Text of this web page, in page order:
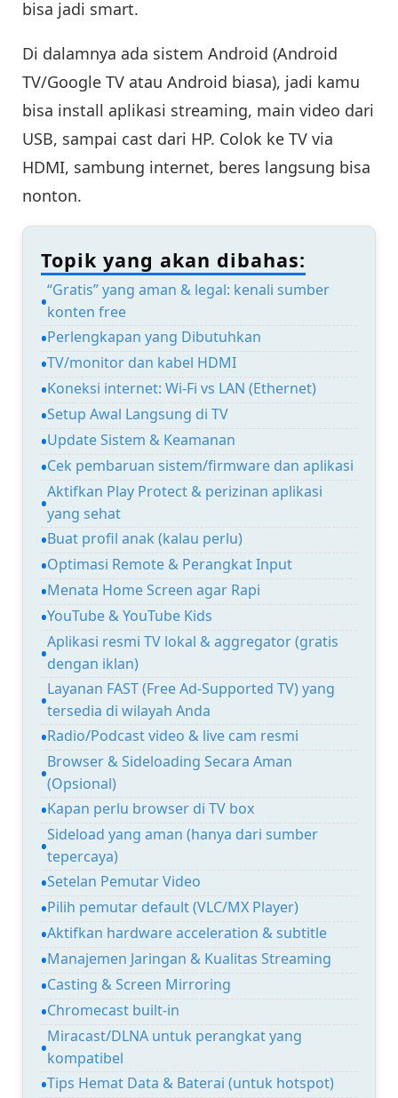
bisa jadi smart.
Di dalamnya ada sistem Android (Android
TV/Google TV atau Android biasa), jadi kamu
bisa install aplikasi streaming, main video dari
USB, sampai cast dari HP. Colok ke TV via
HDMI, sambung internet, beres langsung bisa
nonton.
Topik yang akan dibahas:
“Gratis” yang aman & legal: kenali sumber
konten free
Perlengkapan yang Dibutuhkan
TV/monitor dan kabel HDMI
Koneksi internet: Wi-Fi vs LAN (Ethernet)
Setup Awal Langsung di TV
Update Sistem & Keamanan
Cek pembaruan sistem/firmware dan aplikasi
Aktifkan Play Protect & perizinan aplikasi
yang sehat
Buat profil anak (kalau perlu)
Optimasi Remote & Perangkat Input
Menata Home Screen agar Rapi
YouTube & YouTube Kids
Aplikasi resmi TV lokal & aggregator (gratis
dengan iklan)
Layanan FAST (Free Ad-Supported TV) yang
tersedia di wilayah Anda
Radio/Podcast video & live cam resmi
Browser & Sideloading Secara Aman
(Opsional)
Kapan perlu browser di TV box
Sideload yang aman (hanya dari sumber
tepercaya)
Setelan Pemutar Video
Pilih pemutar default (VLC/MX Player)
Aktifkan hardware acceleration & subtitle
Manajemen Jaringan & Kualitas Streaming
Casting & Screen Mirroring
Chromecast built-in
Miracast/DLNA untuk perangkat yang
kompatibel
Tips Hemat Data & Baterai (untuk hotspot)